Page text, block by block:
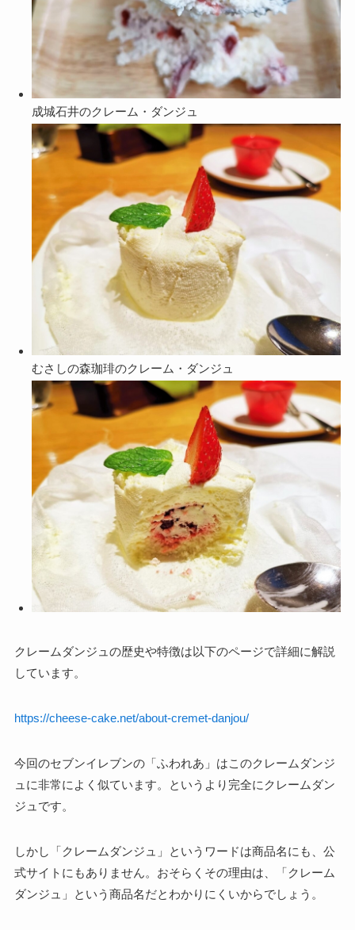
成城石井のクレーム・ダンジュ
むさしの森珈琲のクレーム・ダンジュ
クレームダンジュの歴史や特徴は以下のページで詳細に解説
しています。
https://cheese-cake.net/about-cremet-danjou/
今回のセブンイレブンの「ふわれあ」はこのクレームダンジ
ュに非常によく似ています。というより完全にクレームダン
ジュです。
しかし「クレームダンジュ」というワードは商品名にも、公
式サイトにもありません。おそらくその理由は、「クレーム
ダンジュ」という商品名だとわかりにくいからでしょう。